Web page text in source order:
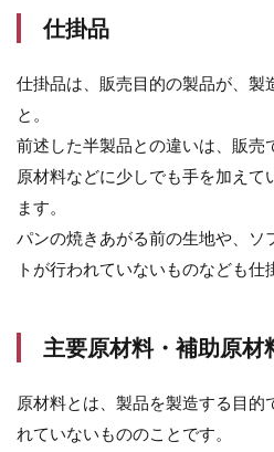
が必
5.2
は原
則税
け出
が必
要
ま
と
仕掛品
仕掛品は、販売目的の製品が、製
と。
前述した半製品との違いは、販売
原材料などに少しでも手を加えて
ます。
パンの焼きあがる前の生地や、ソ
トが行われていないものなども仕
主要原材料・補助原材
原材料とは、製品を製造する目的
れていないもののことです。